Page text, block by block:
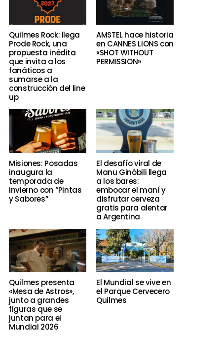
Quilmes Rock: llega
Prode Rock, una
propuesta inédita
que invita a los
fanáticos a
sumarse a la
construcción del line
up
AMSTEL hace historia
en CANNES LIONS con
«SHOT WITHOUT
PERMISSION»
Misiones: Posadas
inaugura la
temporada de
invierno con “Pintas
y Sabores”
El desafío viral de
Manu Ginóbili llega
a los bares:
embocar el maní y
disfrutar cerveza
gratis para alentar
a Argentina
Quilmes presenta
«Mesa de Astros»,
junto a grandes
figuras que se
juntan para el
Mundial 2026
El Mundial se vive en
el Parque Cervecero
Quilmes